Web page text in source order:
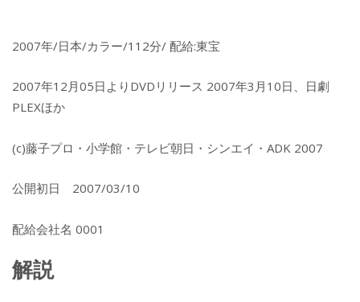
2007年/日本/カラー/112分/ 配給:東宝
2007年12月05日よりDVDリリース 2007年3月10日、日劇
PLEXほか
(c)藤子プロ・小学館・テレビ朝日・シンエイ・ADK 2007
公開初日 2007/03/10
配給会社名 0001
解説